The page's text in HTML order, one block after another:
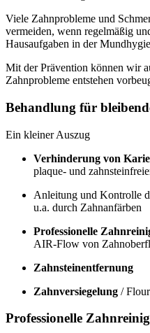
Viele Zahnprobleme und
vermeiden, wenn regelmäßig
Hausaufgaben in der
Mit der Prävention können wir
Zahnprobleme entstehen
Behandlung für
Ein kleiner Auszug
Verhinderung von
plaque- und
Anleitung und Kontrolle
u.a. durch Zahnanfärben
Professionelle
AIR-Flow von
Zahnsteinentfernung
Zahnversiegelung /
Professionelle